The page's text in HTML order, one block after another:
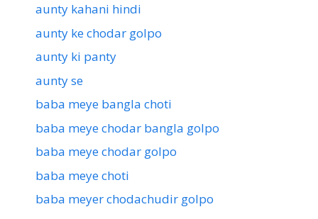
aunty kahani hindi
aunty ke chodar golpo
aunty ki panty
aunty se
baba meye bangla choti
baba meye chodar bangla golpo
baba meye chodar golpo
baba meye choti
baba meyer chodachudir golpo